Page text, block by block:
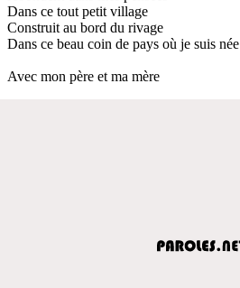
Dans ce tout petit village
Construit au bord du rivage
Dans ce beau coin de pays où je suis née
Avec mon père et ma mère